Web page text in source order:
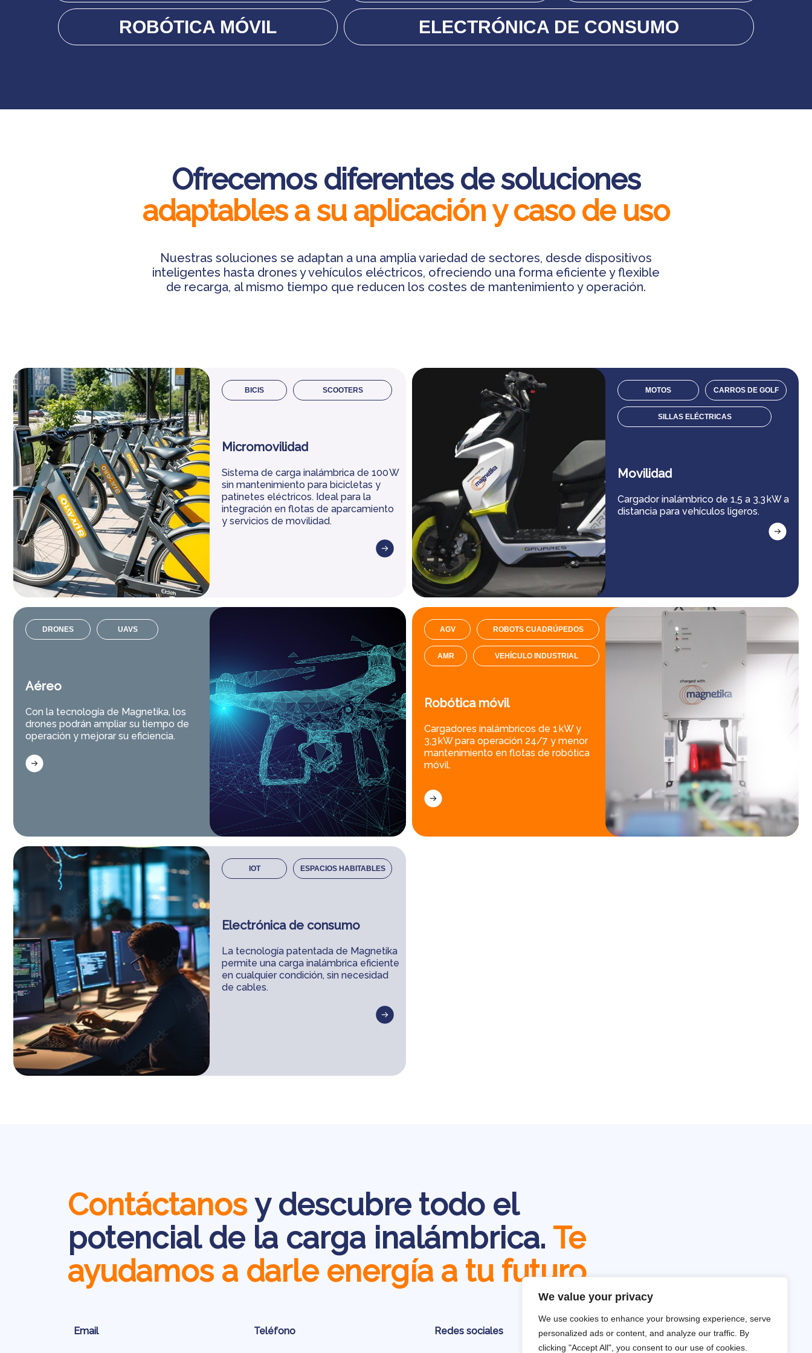
We value your privacy
We use cookies to enhance your browsing experience, serve
personalized ads or content, and analyze our traffic. By
clicking "Accept All", you consent to our use of cookies.
ROBÓTICA MÓVIL ELECTRÓNICA DE CONSUMO
Ofrecemos diferentes de soluciones
adaptables a su aplicación y caso de uso
Nuestras soluciones se adaptan a una amplia variedad de sectores, desde dispositivos
inteligentes hasta drones y vehículos eléctricos, ofreciendo una forma eficiente y flexible
de recarga, al mismo tiempo que reducen los costes de mantenimiento y operación.
BICIS SCOOTERS
Micromovilidad
Sistema de carga inalámbrica de 100 W
sin mantenimiento para bicicletas y
patinetes eléctricos. Ideal para la
integración en flotas de aparcamiento
y servicios de movilidad.
MOTOS CARROS DE GOLF
SILLAS ELÉCTRICAS
Movilidad
Cargador inalámbrico de 1,5 a 3,3 kW a
distancia para vehículos ligeros.
DRONES UAVS
Aéreo
Con la tecnología de Magnetika, los
drones podrán ampliar su tiempo de
operación y mejorar su eficiencia.
AGV ROBOTS CUADRÚPEDOS
AMR VEHÍCULO INDUSTRIAL
Robótica móvil
Cargadores inalámbricos de 1 kW y
3,3 kW para operación 24/7 y menor
mantenimiento en flotas de robótica
móvil.
IOT ESPACIOS HABITABLES
Electrónica de consumo
La tecnología patentada de Magnetika
permite una carga inalámbrica eficiente
en cualquier condición, sin necesidad
de cables.
Contáctanos y descubre todo el
potencial de la carga inalámbrica. Te
ayudamos a darle energía a tu futuro.
Email Teléfono Redes sociales